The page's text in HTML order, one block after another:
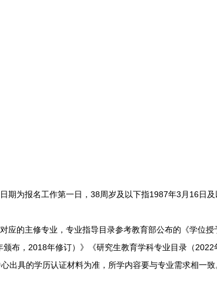
为报名工作第一日，38周岁及以下指1987年3月16日及
的主修专业，专业指导目录参考教育部公布的《学位授
布，2018年修订）》《研究生教育学科专业目录（
出具的学历认证材料为准，所学内容要与专业需求相一致